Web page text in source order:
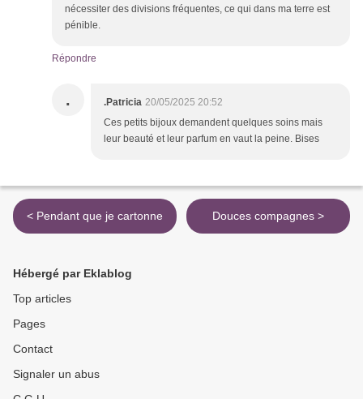
nécessiter des divisions fréquentes, ce qui dans ma terre est
pénible.
Répondre
. .Patricia 20/05/2025 20:52
Ces petits bijoux demandent quelques soins mais
leur beauté et leur parfum en vaut la peine. Bises
< Pendant que je cartonne Douces compagnes >
Hébergé par Eklablog
Top articles
Pages
Contact
Signaler un abus